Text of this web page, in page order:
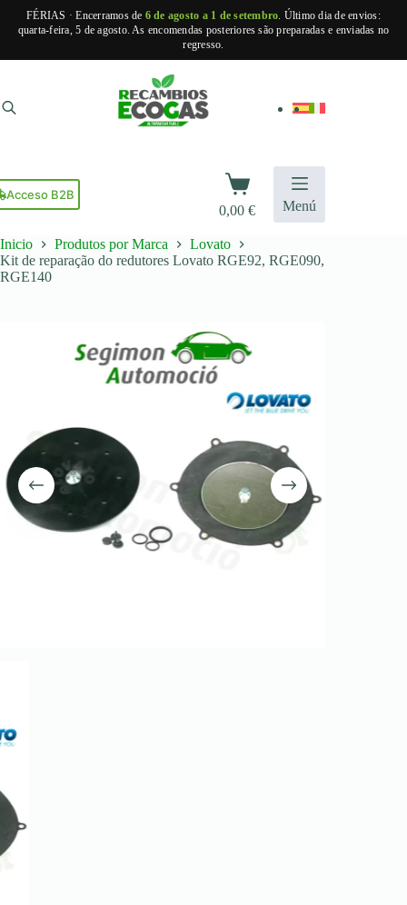
FÉRIAS · Encerramos de 6 de agosto a 1 de setembro. Último dia de envios:
quarta-feira, 5 de agosto. As encomendas posteriores são preparadas e enviadas no
regresso.
o
conteúdo
Acceso B2B
Carrinho
de
compras
0,00€ Menú
Inicio Produtos por Marca
Lovato
Kit de reparação do redutores Lovato RGE92, RGE090,
RGE140